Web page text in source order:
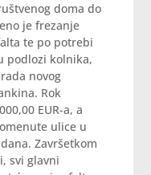
doma do
je frezanje
te po potrebi
podlozi kolnika,
novog
Rok
EUR-a, a
ulice u
Završetkom
svi glavni